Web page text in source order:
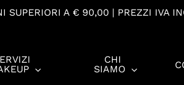
SUPERIORI A € 90,00 | PREZZI IVA
CHI
SIAMO